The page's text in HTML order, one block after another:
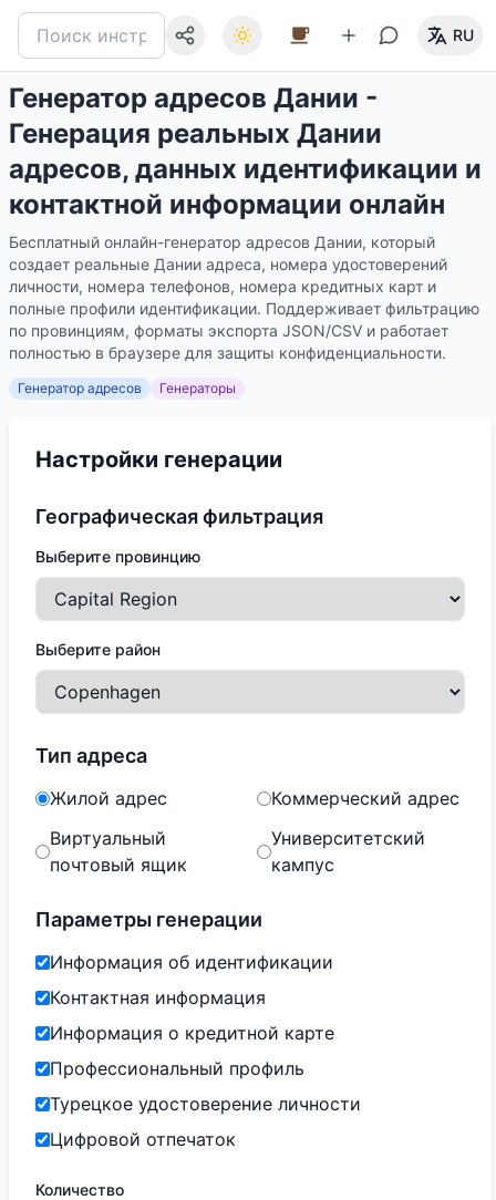
RU
Генератор адресов Дании -
Генерация реальных Дании
адресов, данных идентификации и
контактной информации онлайн
Бесплатный онлайн-генератор адресов Дании, который
создает реальные Дании адреса, номера удостоверений
личности, номера телефонов, номера кредитных карт и
полные профили идентификации. Поддерживает фильтрацию
по провинциям, форматы экспорта JSON/CSV и работает
полностью в браузере для защиты конфиденциальности.
Генератор адресов Генераторы
Настройки генерации
Географическая фильтрация
Выберите провинцию
Выберите район
Тип адреса
Жилой адрес
Коммерческий адрес
Виртуальный
почтовый ящик
Университетский
кампус
Параметры генерации
Информация об идентификации
Контактная информация
Информация о кредитной карте
Профессиональный профиль
Турецкое удостоверение личности
Цифровой отпечаток
Количество